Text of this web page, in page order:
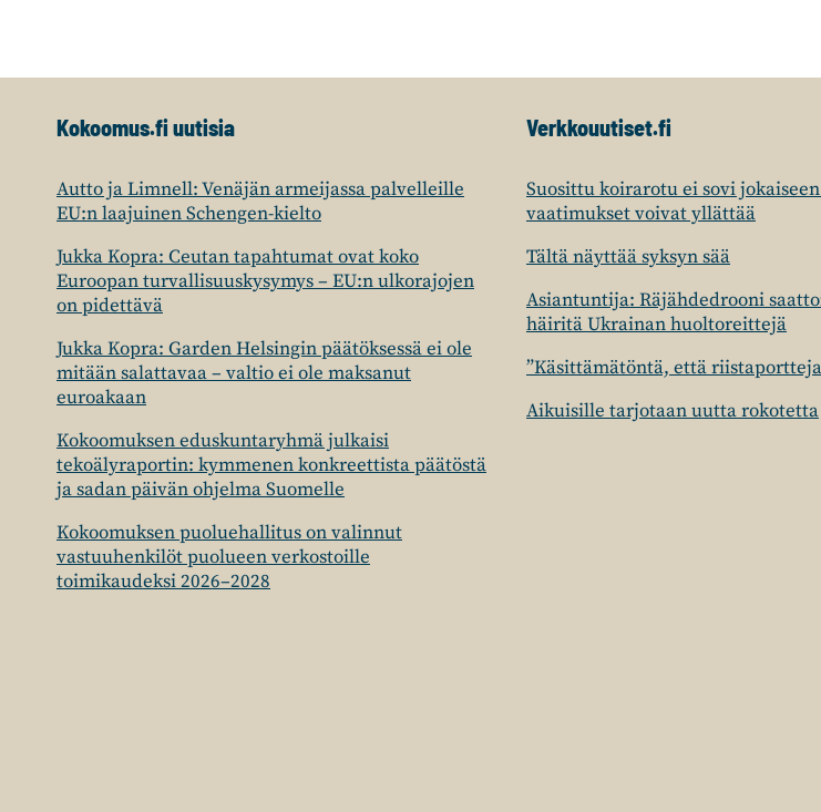
Kokoomus.fi uutisia
Autto ja Limnell: Venäjän armeijassa palvelleille
EU:n laajuinen Schengen-kielto
Jukka Kopra: Ceutan tapahtumat ovat koko
Euroopan turvallisuuskysymys – EU:n ulkorajojen
on pidettävä
Jukka Kopra: Garden Helsingin päätöksessä ei ole
mitään salattavaa – valtio ei ole maksanut
euroakaan
Kokoomuksen eduskuntaryhmä julkaisi
tekoälyraportin: kymmenen konkreettista päätöstä
ja sadan päivän ohjelma Suomelle
Kokoomuksen puoluehallitus on valinnut
vastuuhenkilöt puolueen verkostoille
toimikaudeksi 2026–2028
Verkkouutiset.fi
Suosittu koirarotu ei sovi
vaatimukset voivat yllättää
Tältä näyttää syksyn sää
Asiantuntija: Räjähdedrooni
häiritä Ukrainan huoltoreittejä
”Käsittämätöntä, että
Aikuisille tarjotaan uutta rokotetta